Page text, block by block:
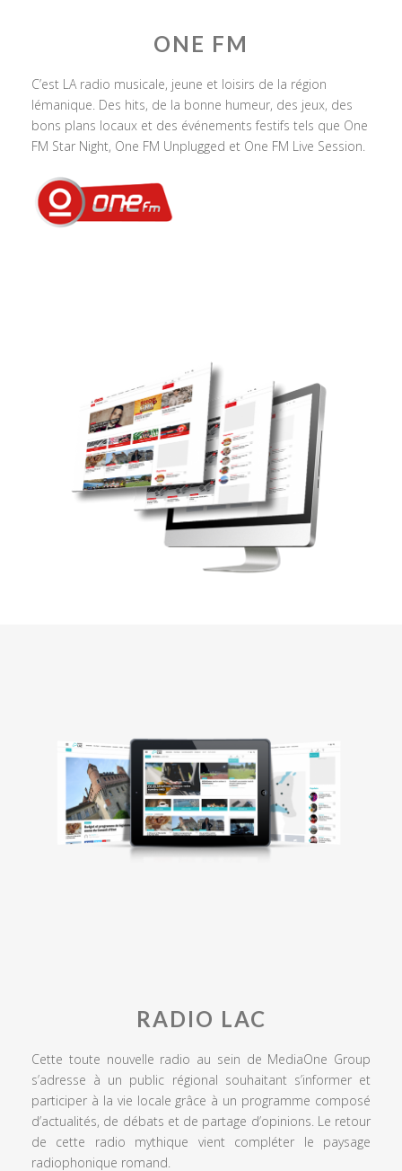
ONE FM
C’est LA radio musicale, jeune et loisirs de la région
lémanique. Des hits, de la bonne humeur, des jeux, des
bons plans locaux et des événements festifs tels que One
FM Star Night, One FM Unplugged et One FM Live Session.
RADIO LAC
Cette toute nouvelle radio au sein de MediaOne Group
s’adresse à un public régional souhaitant s’informer et
participer à la vie locale grâce à un programme composé
d’actualités, de débats et de partage d’opinions. Le retour
de cette radio mythique vient compléter le paysage
radiophonique romand.